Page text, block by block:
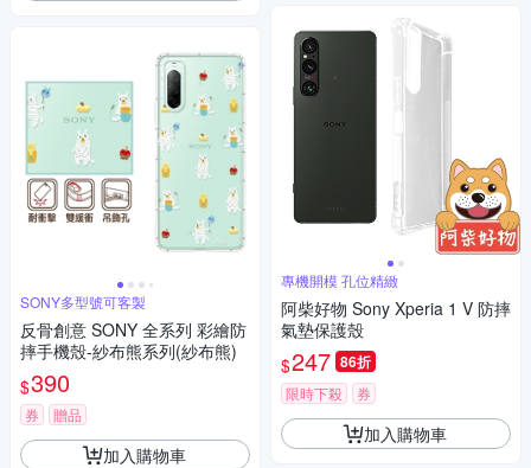
SONY多型號可客製
反骨創意 SONY 全系列 彩繪防
摔手機殼-紗布熊系列(紗布熊)
$390
券 贈品
加入購物車
專機開模 孔位精緻
阿柴好物 Sony Xperia 1 V 防摔
氣墊保護殼
$247 86折
限時下殺 券
加入購物車